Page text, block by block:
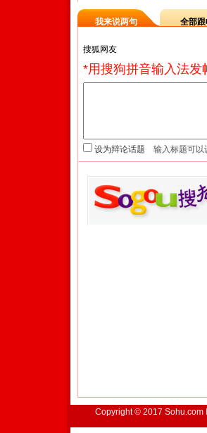
我来说两句 全部
*用搜狗拼音输入法
设为辩论话题
Copyright © 2017 Sohu.com